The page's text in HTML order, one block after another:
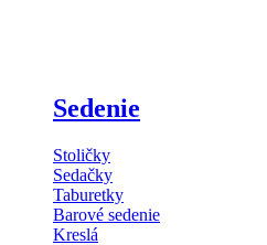
Sedenie
Stoličky
Sedačky
Taburetky
Barové sedenie
Kreslá